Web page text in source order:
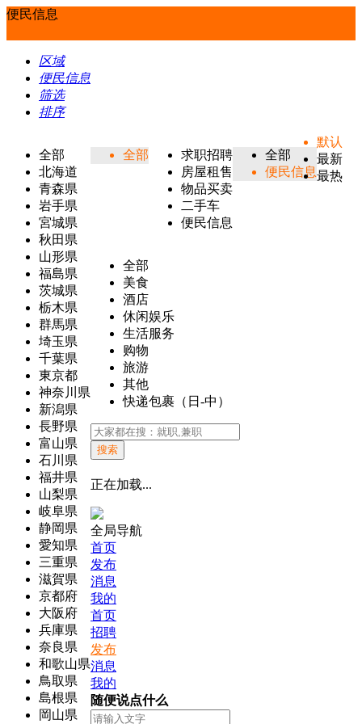
便民信息
区域
便民信息
筛选
排序
全部
北海道
青森県
岩手県
宮城県
秋田県
山形県
福島県
茨城県
栃木県
群馬県
埼玉県
千葉県
東京都
神奈川県
新潟県
長野県
富山県
石川県
福井県
山梨県
岐阜県
静岡県
愛知県
三重県
滋賀県
京都府
大阪府
兵庫県
奈良県
和歌山県
鳥取県
島根県
岡山県
全部
求职招聘
房屋租售
物品买卖
二手车
便民信息
全部
便民信息
全部
美食
酒店
休闲娱乐
生活服务
购物
旅游
其他
快递包裹（日-中）
默认
最新
最热
搜索
正在加载...
全局导航
首页
发布
消息
我的
首页
招聘
发布
消息
我的
随便说点什么